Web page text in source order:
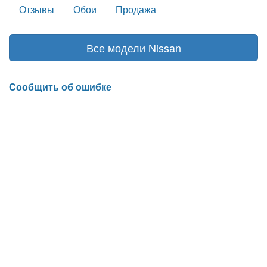
Отзывы Обои Продажа
Все модели Nissan
Сообщить об ошибке